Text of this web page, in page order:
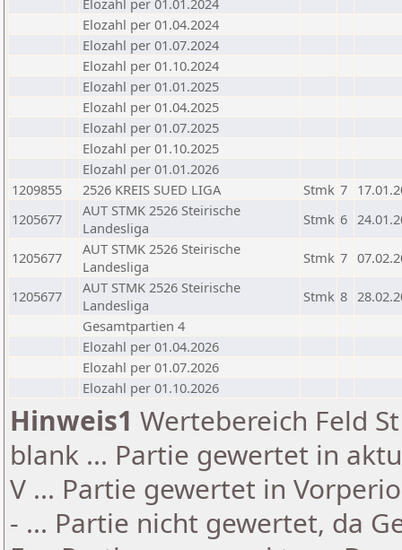
Elozahl per 01.01.2024
Elozahl per 01.04.2024
Elozahl per 01.07.2024
Elozahl per 01.10.2024
Elozahl per 01.01.2025
Elozahl per 01.04.2025
Elozahl per 01.07.2025
Elozahl per 01.10.2025
Elozahl per 01.01.2026
1209855
2526 KREIS SUED LIGA Stmk 7
1205677
AUT STMK 2526 Steirische
Landesliga
Stmk 6
1205677
AUT STMK 2526 Steirische
Landesliga
Stmk 7
1205677
AUT STMK 2526 Steirische
Landesliga
Stmk 8
Gesamtpartien 4
Elozahl per 01.04.2026
Elozahl per 01.07.2026
Elozahl per 01.10.2026
Hinweis1 Wertebereich Feld
blank ... Partie gewertet in
V ... Partie gewertet in
- ... Partie nicht gewertet, da